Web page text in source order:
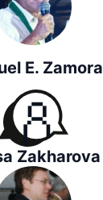
E. Zamora
Zakharova